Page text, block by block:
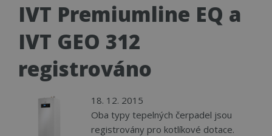
IVT Premiumline EQ a
IVT GEO 312
registrováno
18. 12. 2015
Oba typy tepelných čerpadel jsou
registrovány pro kotlíkové dotace.